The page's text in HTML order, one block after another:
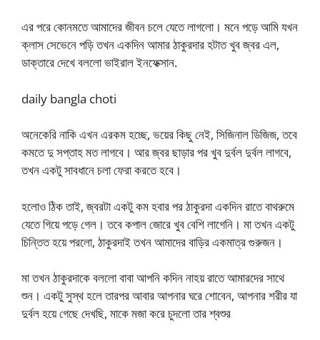
এর পরে কোনমতে আমাদের জীবন চলে যেতে লাগলো। মনে পড়ে আমি যখন
ক্লাস সেভেনে পড়ি তখন একদিন আমার ঠাকুরদার হটাত খুব জ্বর এল,
ডাক্তারে দেখে বললো ভাইরাল ইনফেক্সান.
daily bangla choti
অনেকেরি নাকি এখন এরকম হচ্ছে, ভয়ের কিছু নেই, সিজিনাল ডিজিজ, তবে
কমতে দু সপ্তাহ মত লাগবে। আর জ্বর ছাড়ার পর খুব দুর্বল দুর্বল লাগবে,
তখন একটু সাবধানে চলা ফেরা করতে হবে।
হলোও ঠিক তাই, জ্বরটা একটু কম হবার পর ঠাকুরদা একদিন রাতে বাথরুমে
যেতে গিয়ে পড়ে গেল। তবে কপাল জোরে খুব বেশি লাগেনি। মা তখন একটু
চিন্তিত হয়ে পরলো, ঠাকুরদাই তখন আমাদের বাড়ির একমাত্র গুরুজন।
মা তখন ঠাকুরদাকে বললো বাবা আপনি কদিন নাহয় রাতে আমারদের সাথে
শুন। একটু সুস্থ হলে তারপর আবার আপনার ঘরে শোবেন, আপনার শরীর যা
দুর্বল হয়ে গেছে দেখছি, মাকে মজা করে চুদলো তার শ্বশুর